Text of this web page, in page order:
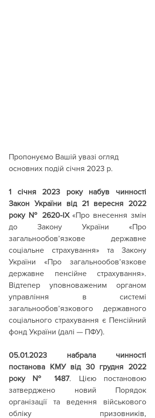
Пропонуємо Вашій увазі огляд
основних подій січня 2023 р.
1 січня 2023 року набув чинності
Закон України від 21 вересня 2022
року № 2620-IX «Про внесення змін
до Закону України «Про
загальнообов’язкове державне
соціальне страхування» та Закону
України «Про загальнообов’язкове
державне пенсійне страхування».
Відтепер уповноваженим органом
управління в системі
загальнообов’язкового державного
соціального страхування є Пенсійний
фонд України (далі — ПФУ).
05.01.2023 набрала чинності
постанова КМУ від 30 грудня 2022
року № 1487. Цією постановою
затверджено новий Порядок
організації та ведення військового
обліку призовників,